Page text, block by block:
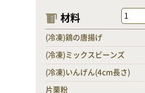
材料
(冷凍)鶏の唐揚げ
(冷凍)ミックスビーンズ
(冷凍)いんげん(4cm長さ)
片栗粉